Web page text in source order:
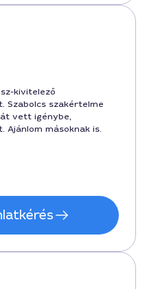
kivitelező
Szabolcs szakértelme
vett igénybe,
másoknak is.